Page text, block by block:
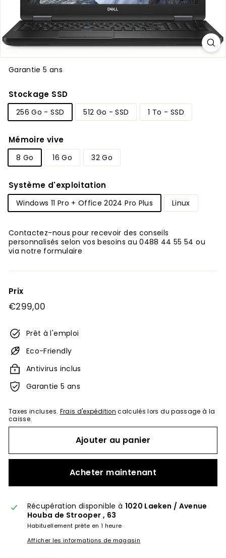
Garantie 5 ans
Stockage SSD
256 Go - SSD 512 Go - SSD 1 To - SSD
Mémoire vive
8 Go 16 Go 32 Go
Système d'exploitation
Windows 11 Pro + Office 2024 Pro Plus Linux
Contactez-nous pour recevoir des conseils
personnalisés selon vos besoins au 0488 44 55 54 ou
via notre formulaire
Prix
Prix
régulier
€299,00
Prêt à l'emploi
Eco-Friendly
Antivirus inclus
Garantie 5 ans
Taxes incluses. Frais d'expédition calculés lors du passage à la
caisse.
Ajouter au panier
Acheter maintenant
Récupération disponible à 1020 Laeken / Avenue
Houba de Strooper , 63
Habituellement prête en 1 heure
Afficher les informations de magasin